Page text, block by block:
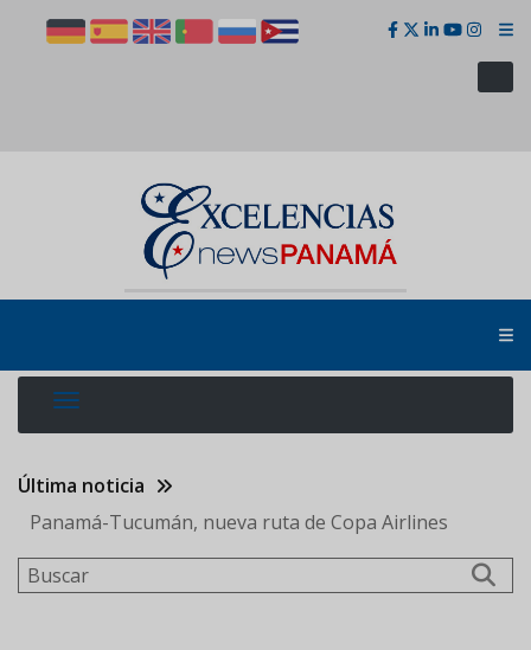
Última noticia
Panamá-Tucumán, nueva ruta de Copa Airlines
Buscar